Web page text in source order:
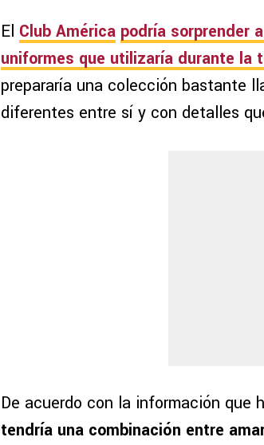
El Club América podría sorprender
uniformes que utilizaría durante la
prepararía una colección bastante
diferentes entre sí y con detalles
De acuerdo con la información que
tendría una combinación entre